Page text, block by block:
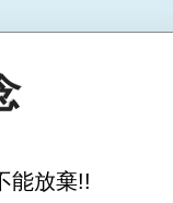
能放棄!!